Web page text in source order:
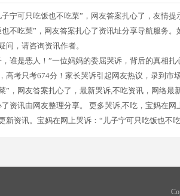
宁可只吃饭也不吃菜”，网友答案扎心了，友情
不吃菜”，网友答案扎心了资讯址分享导航服务
问，请咨询资讯作者。
谁是恶人！”一位妈妈的委屈哭诉，背后的真相
高考只考674分！家长哭诉引起网友热议，录到
”，网友答案扎心了，最新哭诉,不吃资讯，网络
资讯由网友整理分享。 更多哭诉,不吃，宝妈在
新资讯。宝妈在网上哭诉：“儿子宁可只吃饭也不